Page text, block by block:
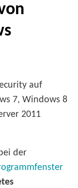
auf
7, Windows 8
2011
der